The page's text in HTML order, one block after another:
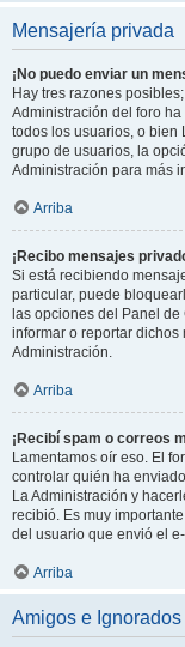
Mensajería privada
¡No puedo enviar un
Hay tres razones
Administración del foro
todos los usuarios, o bien
grupo de usuarios, la
Administración para más
Arriba
¡Recibo mensajes
Si está recibiendo
particular, puede
las opciones del Panel
informar o reportar
Administración.
Arriba
¡Recibí spam o correos
Lamentamos oír eso. El
controlar quién ha
La Administración y
recibió. Es muy
del usuario que envió el
Arriba
Amigos e Ignorados